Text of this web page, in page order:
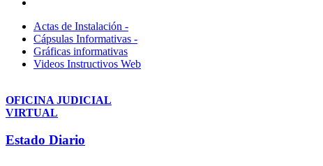
Actas de Instalación -
Cápsulas Informativas -
Gráficas informativas
Videos Instructivos Web
OFICINA JUDICIAL
VIRTUAL
Estado Diario